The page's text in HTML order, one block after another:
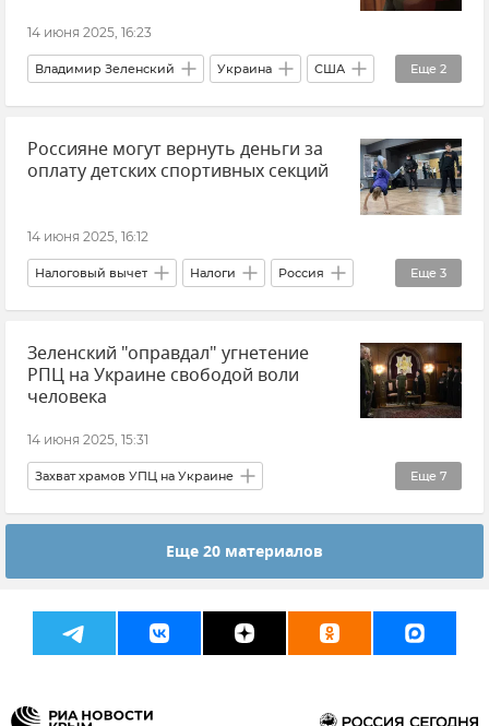
Айдер Аджимамбетов Хадж
14 июня 2025, 16:23
Еще 2
Владимир Зеленский Украина США
Пит Хегсет Новости
Россияне могут вернуть деньги за
оплату детских спортивных секций
14 июня 2025, 16:12
Еще 3
Налоговый вычет Налоги Россия
Общество Спорт дети
Зеленский "оправдал" угнетение
РПЦ на Украине свободой воли
человека
14 июня 2025, 15:31
Еще 7
Захват храмов УПЦ на Украине
Украинская православная церковь (УПЦ)
Церковный раскол на Украине
Новости Религия Православие
Еще 20 материалов